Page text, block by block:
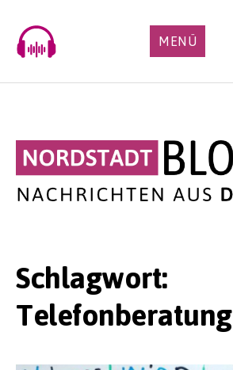
content
MENÜ
Schlagwort:
Telefonberatung